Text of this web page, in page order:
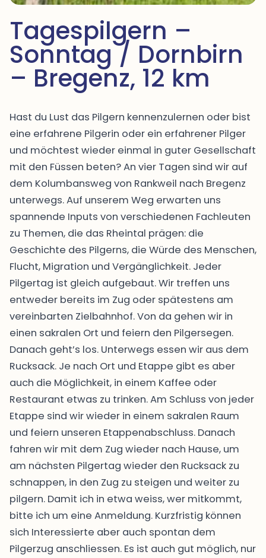
Tagespilgern –
Sonntag / Dornbirn
– Bregenz, 12 km
Hast du Lust das Pilgern kennenzulernen oder bist
eine erfahrene Pilgerin oder ein erfahrener Pilger
und möchtest wieder einmal in guter Gesellschaft
mit den Füssen beten? An vier Tagen sind wir auf
dem Kolumbansweg von Rankweil nach Bregenz
unterwegs. Auf unserem Weg erwarten uns
spannende Inputs von verschiedenen Fachleuten
zu Themen, die das Rheintal prägen: die
Geschichte des Pilgerns, die Würde des Menschen,
Flucht, Migration und Vergänglichkeit. Jeder
Pilgertag ist gleich aufgebaut. Wir treffen uns
entweder bereits im Zug oder spätestens am
vereinbarten Zielbahnhof. Von da gehen wir in
einen sakralen Ort und feiern den Pilgersegen.
Danach geht’s los. Unterwegs essen wir aus dem
Rucksack. Je nach Ort und Etappe gibt es aber
auch die Möglichkeit, in einem Kaffee oder
Restaurant etwas zu trinken. Am Schluss von jeder
Etappe sind wir wieder in einem sakralen Raum
und feiern unseren Etappenabschluss. Danach
fahren wir mit dem Zug wieder nach Hause, um
am nächsten Pilgertag wieder den Rucksack zu
schnappen, in den Zug zu steigen und weiter zu
pilgern. Damit ich in etwa weiss, wer mitkommt,
bitte ich um eine Anmeldung. Kurzfristig können
sich Interessierte aber auch spontan dem
Pilgerzug anschliessen. Es ist auch gut möglich, nur